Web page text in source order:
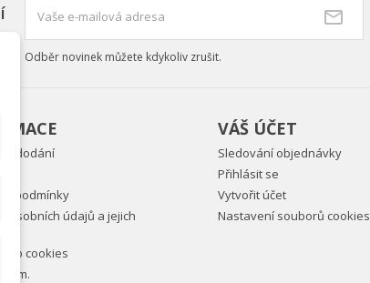
Odběr novinek můžete kdykoliv zrušit.
dodání
podmínky
osobních údajů a jejich
o cookies
nám.
VÁŠ ÚČET
Sledování objednávky
Přihlásit se
Vytvořit účet
Nastavení souborů cookies